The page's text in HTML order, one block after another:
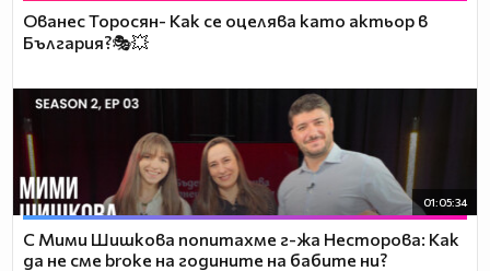
Ованес Торосян- Как се оцелява като актьор в
България?🎭💥
01:05:34
С Мими Шишкова попитахме г-жа Несторова: Как
да не сме broke на годините на бабите ни?